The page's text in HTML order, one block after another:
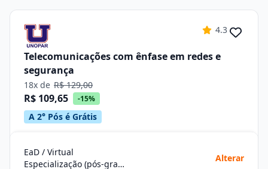
4.3
Telecomunicações com ênfase em redes e
segurança
18x de R$ 129,00
R$ 109,65 -15%
A 2° Pós é Grátis
EaD / Virtual
Especialização (pós-graduação)
Alterar